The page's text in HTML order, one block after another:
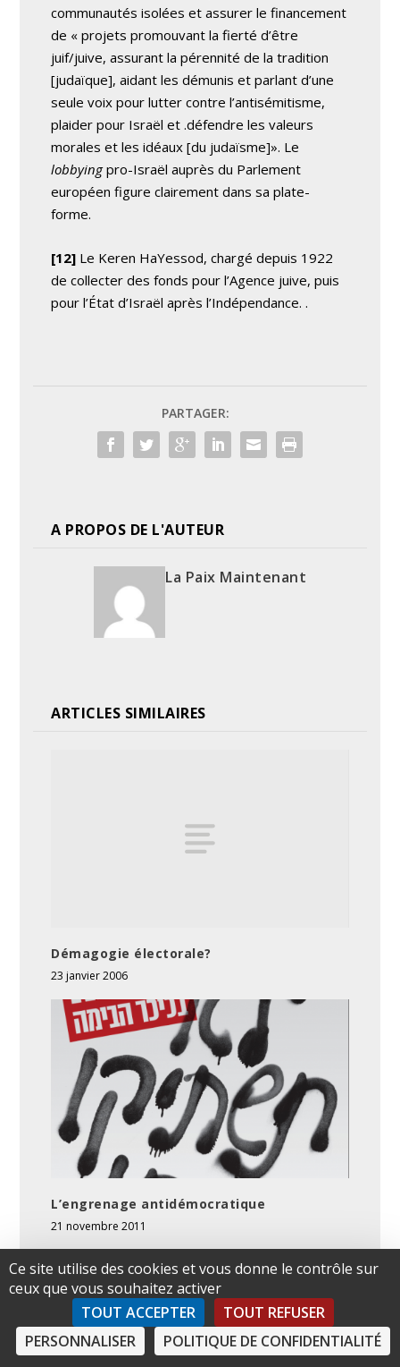
communautés isolées et assurer le financement
de « projets promouvant la fierté d’être
juif/juive, assurant la pérennité de la tradition
[judaïque], aidant les démunis et parlant d’une
seule voix pour lutter contre l’antisémitisme,
plaider pour Israël et .défendre les valeurs
morales et les idéaux [du judaïsme]». Le
lobbyingpro-Israël auprès du Parlement
européen figure clairement dans sa plate-
forme.
[12] Le Keren HaYessod, chargé depuis 1922
de collecter des fonds pour l’Agence juive, puis
pour l’État d’Israël après l’Indépendance. .
PARTAGER:
A PROPOS DE L'AUTEUR
La Paix Maintenant
ARTICLES SIMILAIRES
Démagogie électorale?
23 janvier 2006
L’engrenage antidémocratique
21 novembre 2011
Ce site utilise des cookies et vous donne le contrôle sur
ceux que vous souhaitez activer
TOUT ACCEPTER
TOUT REFUSER
PERSONNALISER
POLITIQUE DE CONFIDENTIALITÉ